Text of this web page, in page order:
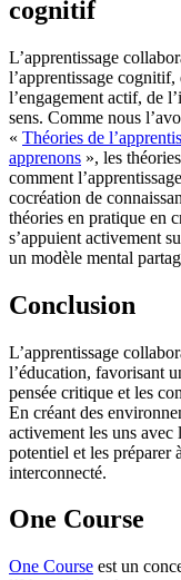
cognitif
L’apprentissage
l’apprentissage
l’engagement actif, de
sens. Comme nous
« Théories de
apprenons », les
comment
cocréation de
théories en pratique en
s’appuient activement
un modèle mental
Conclusion
L’apprentissage
l’éducation, favorisant
pensée critique et les
En créant des
activement les uns
potentiel et les préparer
interconnecté.
One Course
One Course est un